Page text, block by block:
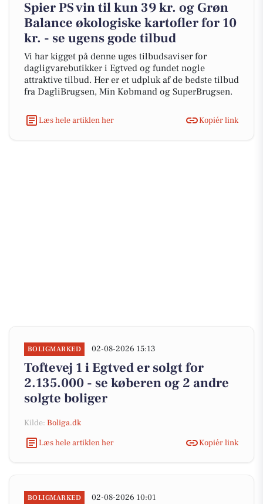
Spier PS vin til kun 39 kr. og Grøn
Balance økologiske kartofler for 10
kr. - se ugens gode tilbud
Vi har kigget på denne uges tilbudsaviser for
dagligvarebutikker i Egtved og fundet nogle
attraktive tilbud. Her er et udpluk af de bedste tilbud
fra DagliBrugsen, Min Købmand og SuperBrugsen.
Læs hele artiklen her Kopiér link
BOLIGMARKED 02-08-2026 15:13
Toftevej 1 i Egtved er solgt for
2.135.000 - se køberen og 2 andre
solgte boliger
Kilde: Boliga.dk
Læs hele artiklen her
Kopiér link
BOLIGMARKED 02-08-2026 10:01